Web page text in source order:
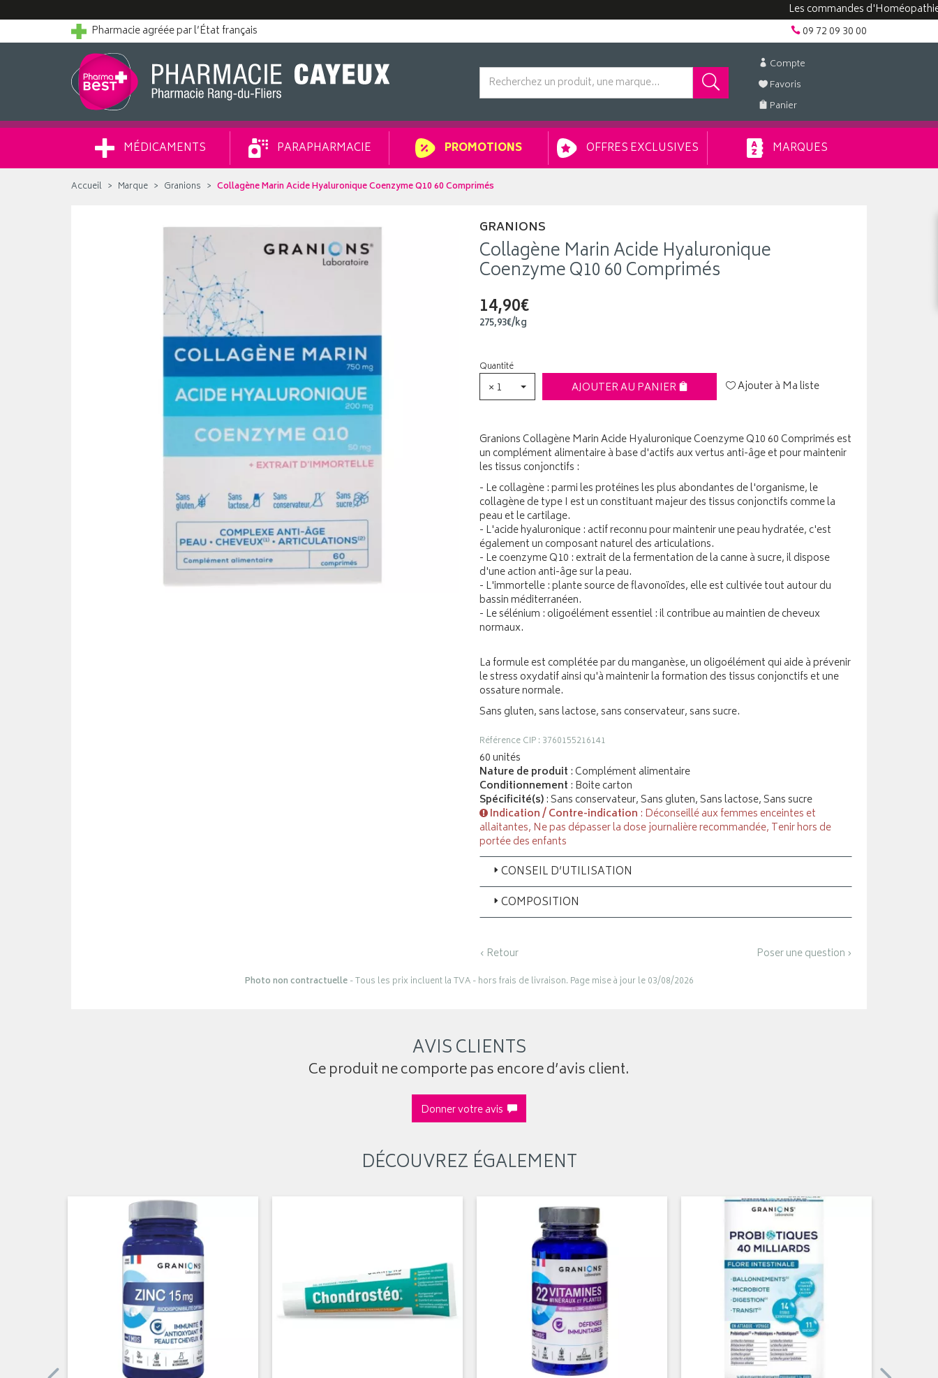
Les commandes d'Homéopathie
Pharmacie agréée par l’État français
09 72 09 30 00
Compte
Favoris
Panier
MÉDICAMENTS PARAPHARMACIE PROMOTIONS OFFRES EXCLUSIVES MARQUES
Accueil Marque Granions Collagène Marin Acide Hyaluronique Coenzyme Q10 60 Comprimés
GRANIONS
Collagène Marin Acide Hyaluronique
Coenzyme Q10 60 Comprimés
14,90€
275,93€/kg
Quantité
× 1 AJOUTER AU PANIER Ajouter à Ma liste
Granions Collagène Marin Acide Hyaluronique Coenzyme Q10 60 Comprimés est
un complément alimentaire à base d'actifs aux vertus anti-âge et pour maintenir
les tissus conjonctifs :
- Le collagène : parmi les protéines les plus abondantes de l'organisme, le
collagène de type I est un constituant majeur des tissus conjonctifs comme la
peau et le cartilage.
- L'acide hyaluronique : actif reconnu pour maintenir une peau hydratée, c'est
également un composant naturel des articulations.
- Le coenzyme Q10 : extrait de la fermentation de la canne à sucre, il dispose
d'une action anti-âge sur la peau.
- L'immortelle : plante source de flavonoïdes, elle est cultivée tout autour du
bassin méditerranéen.
- Le sélénium : oligoélément essentiel : il contribue au maintien de cheveux
normaux.
La formule est complétée par du manganèse, un oligoélément qui aide à prévenir
le stress oxydatif ainsi qu'à maintenir la formation des tissus conjonctifs et une
ossature normale.
Sans gluten, sans lactose, sans conservateur, sans sucre.
Référence CIP : 3760155216141
60 unités
Nature de produit : Complément alimentaire
Conditionnement : Boite carton
Spécificité(s): Sans conservateur, Sans gluten, Sans lactose, Sans sucre
Indication / Contre-indication : Déconseillé aux femmes enceintes et
allaitantes, Ne pas dépasser la dose journalière recommandée, Tenir hors de
portée des enfants
CONSEIL D’UTILISATION
COMPOSITION
‹ Retour Poser une question ›
Photo non contractuelle- Tous les prix incluent la TVA - hors frais de livraison. Page mise à jour le 03/08/2026
AVIS CLIENTS
Ce produit ne comporte pas encore d’avis client.
Donner votre avis
DÉCOUVREZ ÉGALEMENT